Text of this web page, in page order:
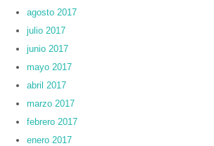
agosto 2017
julio 2017
junio 2017
mayo 2017
abril 2017
marzo 2017
febrero 2017
enero 2017